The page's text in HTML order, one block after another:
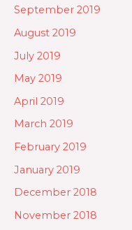
September 2019
August 2019
July 2019
May 2019
April 2019
March 2019
February 2019
January 2019
December 2018
November 2018